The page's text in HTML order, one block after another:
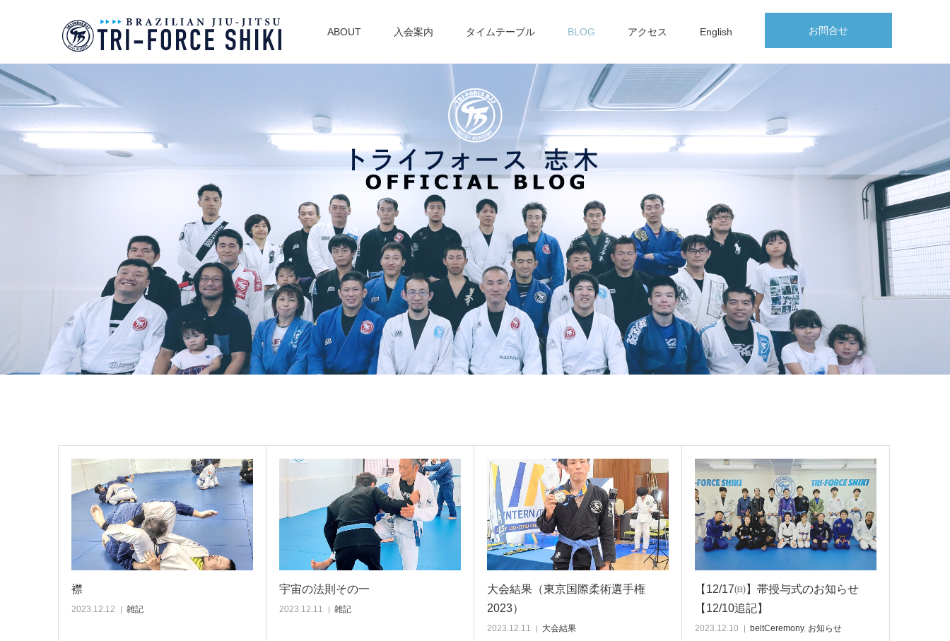
お問合せ
ABOUT 入会案内 タイムテーブル BLOG アクセス English
襟
2023.12.12 雑記
宇宙の法則その一
2023.12.11 雑記
大会結果（東京国際柔術選手権
2023）
2023.12.11 大会結果
【12/17㈰】帯授与式のお知らせ
【12/10追記】
2023.12.10 beltCeremony, お知らせ